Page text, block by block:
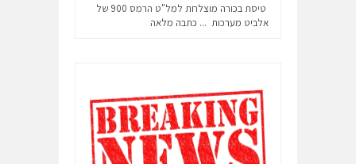
טיסת בכורה מוצלחת למל"ט הרמס 900 של
אלביט מערכות ... כתבה מלאה